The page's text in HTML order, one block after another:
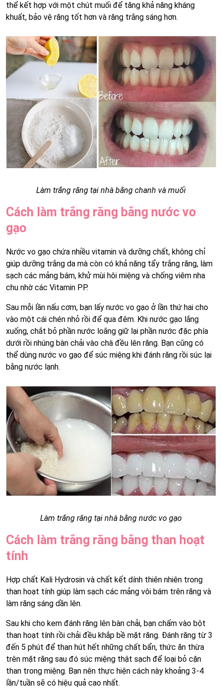
thể kết hợp với một chút muối để tăng khả năng kháng
khuất, bảo vệ răng tốt hơn và răng trắng sáng hơn.
Làm trắng răng tại nhà bằng chanh và muối
Cách làm trắng răng bằng nước vo
gạo
Nước vo gạo chứa nhiều vitamin và dưỡng chất, không chỉ
giúp dưỡng trắng da mà còn có khả năng tẩy trắng răng, làm
sạch các mảng bám, khử mùi hôi miệng và chống viêm nha
chu nhờ các Vitamin PP.
Sau mỗi lần nấu cơm, bạn lấy nước vo gạo ở lần thứ hai cho
vào một cái chén nhỏ rồi để qua đêm. Khi nước gạo lắng
xuống, chắt bỏ phần nước loãng giữ lại phần nước đặc phía
dưới rồi nhúng bàn chải vào chà đều lên răng. Bạn cũng có
thể dùng nước vo gạo để súc miệng khi đánh răng rồi súc lại
bằng nước lạnh.
Làm trắng răng tại nhà bằng nước vo gạo
Cách làm trắng răng bằng than hoạt
tính
Hợp chất Kali Hydrosin và chất kết dính thiên nhiên trong
than hoạt tính giúp làm sạch các mảng vôi bám trên răng và
làm răng sáng dần lên.
Sau khi cho kem đánh răng lên bàn chải, bạn chấm vào bột
than hoạt tính rồi chải đều khắp bề mặt răng. Đánh răng từ 3
đến 5 phút để than hút hết những chất bẩn, thức ăn thừa
trên mặt răng sau đó súc miệng thật sạch để loại bỏ cặn
than trong miệng. Bạn nên thực hiện cách này khoảng 3-4
lần/tuần sẽ có hiệu quả cao nhất.